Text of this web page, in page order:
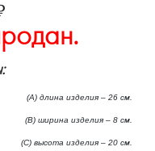
(А) длина изделия – 26 см.
(B) ширина изделия – 8 см.
(C) высота изделия – 20 см.